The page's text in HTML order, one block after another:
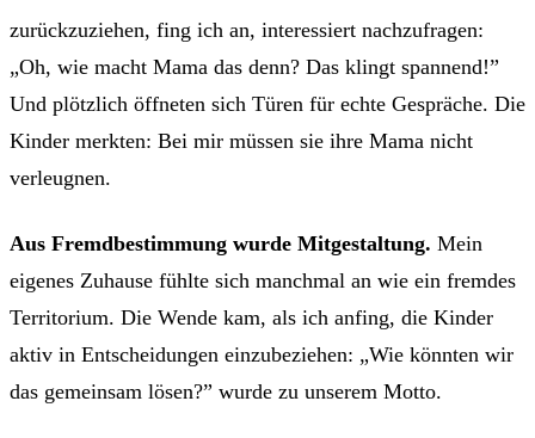
zurückzuziehen, fing ich an, interessiert nachzufragen:
„Oh, wie macht Mama das denn? Das klingt spannend!”
Und plötzlich öffneten sich Türen für echte Gespräche. Die
Kinder merkten: Bei mir müssen sie ihre Mama nicht
verleugnen.
Aus Fremdbestimmung wurde Mitgestaltung. Mein
eigenes Zuhause fühlte sich manchmal an wie ein fremdes
Territorium. Die Wende kam, als ich anfing, die Kinder
aktiv in Entscheidungen einzubeziehen: „Wie könnten wir
das gemeinsam lösen?” wurde zu unserem Motto.